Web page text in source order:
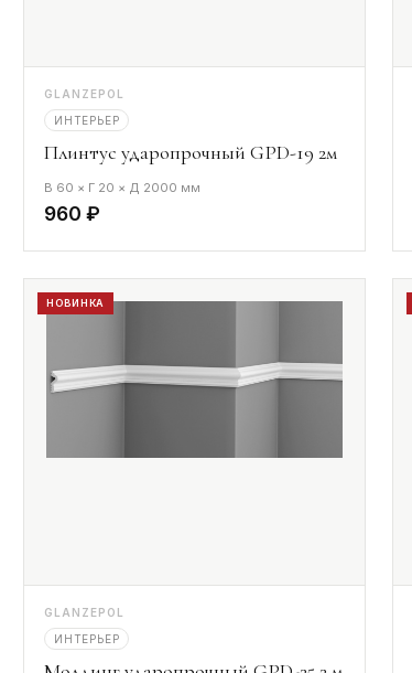
GLANZEPOL
ИНТЕРЬЕР
Плинтус ударопрочный GPD-19 2м
В 60 × Г 20 × Д 2000 мм
960 ₽
НОВИНКА
GLANZEPOL
ИНТЕРЬЕР